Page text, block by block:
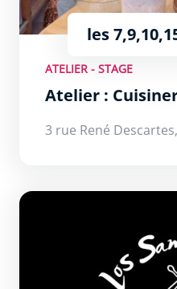
les
ATELIER - STAGE
3 rue René
Los Sambaderos